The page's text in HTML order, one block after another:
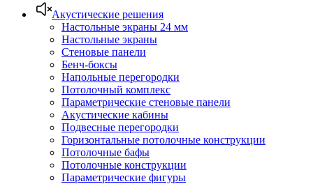
Акустические решения
Настольные экраны 24 мм
Настольные экраны
Стеновые панели
Бенч-боксы
Напольные перегородки
Потолочный комплекс
Параметрические стеновые панели
Акустические кабины
Подвесные перегородки
Горизонтальные потолочные конструкции
Потолочные бафы
Потолочные конструкции
Параметрические фигуры